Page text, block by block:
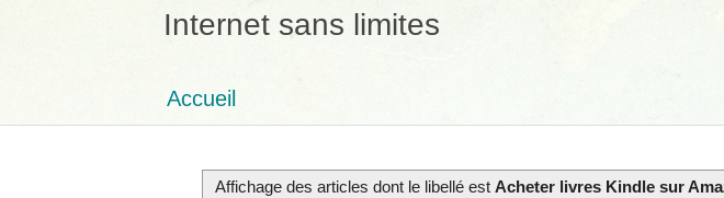
Internet sans limites
Accueil
Affichage des articles dont le libellé est Acheter livres Kindle sur